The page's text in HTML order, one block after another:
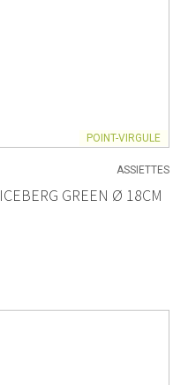
POINT-VIRGULE
ASSIETTES
GREEN Ø 18CM